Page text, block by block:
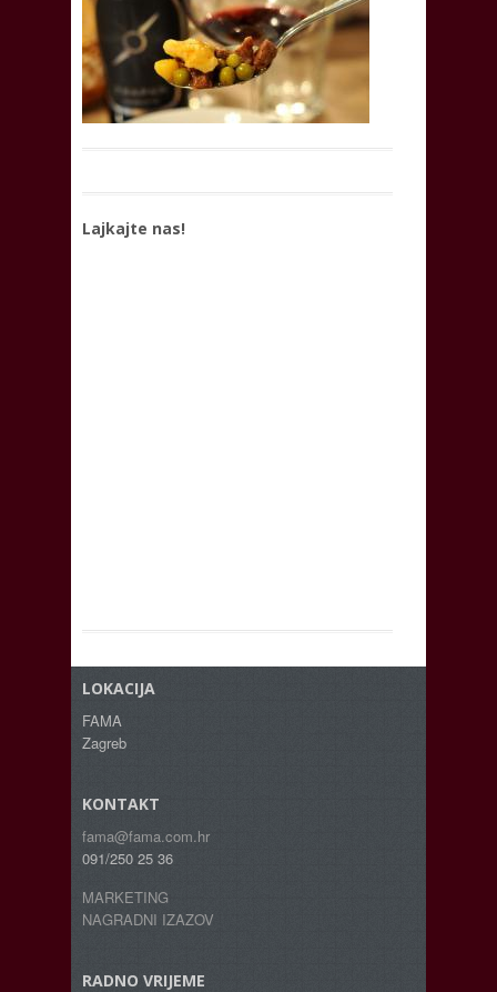
Lajkajte nas!
LOKACIJA
FAMA
Zagreb
KONTAKT
fama@fama.com.hr
091/250 25 36
MARKETING
NAGRADNI IZAZOV
RADNO VRIJEME